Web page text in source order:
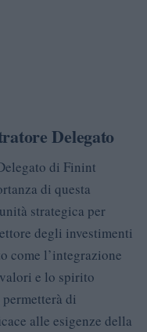
Delegato
di Finint
di questa
strategica per
degli investimenti
come l’integrazione
e lo spirito
di
alle esigenze della